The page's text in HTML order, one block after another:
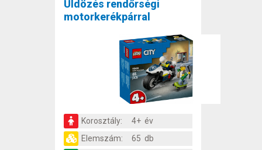
Üldözés rendőrségi
motorkerékpárral
Korosztály:
4+ év
Elemszám:
65 db